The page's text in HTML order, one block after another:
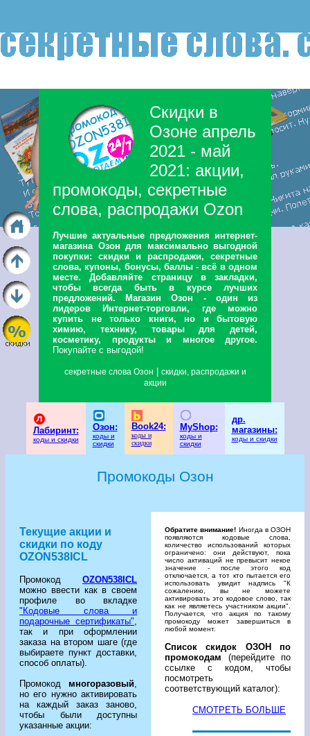
Скидки в
Озоне апрель
2021 - май
2021: акции,
промокоды, секретные
слова, распродажи Ozon
Лучшие актуальные предложения интернет-
магазина Озон для максимально выгодной
покупки: скидки и распродажи, секретные
слова, купоны, бонусы, баллы - всё в одном
месте. Добавляйте страницу в закладки,
чтобы всегда быть в курсе лучших
предложений. Магазин Озон - один из
лидеров Интернет-торговли, где можно
купить не только книги, но и бытовую
химию, технику, товары для детей,
косметику, продукты и многое другое.
Покупайте с выгодой!
секретные слова Озон
скидки, распродажи и
акции
Лабиринт:
коды и скидки
Озон:
коды и
скидки
Book24:
коды и
скидки
MyShop:
коды и
скидки
др.
магазины:
коды и скидки
Промокоды Озон
Текущие акции и
скидки по коду
OZON538ICL
Промокод OZON538ICL
можно ввести как в своем
профиле во вкладке
"Кодовые слова и
подарочные сертификаты",
так и при оформлении
заказа на втором шаге (где
выбираете пункт доставки,
способ оплаты).
Промокод многоразовый,
но его нужно активировать
на каждый заказ заново,
чтобы были доступны
указанные акции:
Обратите внимание! Иногда в ОЗОН
появляются кодовые слова,
количество использований которых
ограничено: они действуют, пока
число активаций не превысит некое
значение - после этого код
отключается, а тот кто пытается его
использовать увидит надпись "К
сожалению, вы не можете
активировать это кодовое слово, так
как не являетесь участником акции".
Получается, что акция по такому
промокоду может завершиться в
любой момент.
Список скидок ОЗОН по
промокодам (перейдите по
ссылке с кодом, чтобы
посмотреть
соответствующий каталог):
СМОТРЕТЬ БОЛЬШЕ